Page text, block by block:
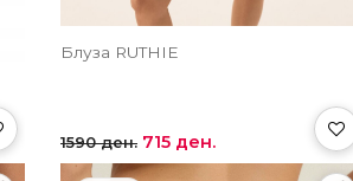
Блуза RUTHIE
1590 ден. 715 ден.